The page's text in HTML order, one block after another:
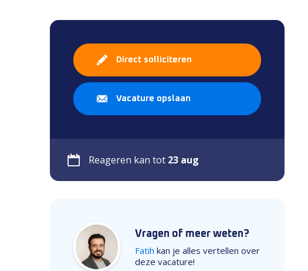
Direct solliciteren
Vacature opslaan
Reageren kan tot 23 aug
Vragen of meer weten?
Fatih kan je alles vertellen over
deze vacature!